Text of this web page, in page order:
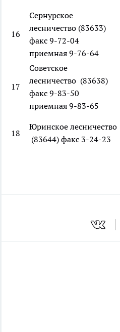
16
Сернурское
лесничество (83633)
факс 9-72-04
приемная 9-76-64
17
Советское
лесничество (83638)
факс 9-83-50
приемная 9-83-65
18
Юринское лесничество
(83644) факс 3-24-23